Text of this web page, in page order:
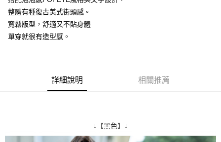
結帳頁面，進行簡訊認證並確認金額後，即可完成結帳。
２．訂單成立數日內，您將收到繳費通知簡訊。
３．收到繳費通知簡訊後14天內，點擊此簡訊中的連結，可透過四大超商／
ATM／網路銀行／等多元方式進行付款，方視為交易完成。
※ 請注意：結帳手續完成當下不需立刻繳費，但若您需要取消訂單，請聯絡
是否繳費成功／繳費後需取消欲退款等相關疑問，請聯繫「AFTEE先享後付
客戶支援中心」https://netprotections.freshdesk.com/support/home
權轉讓予恩沛科技股份有限公司。
２．關於個人資料處理事宜，請瀏覽以下網址：
先付款後全家取貨
每筆NT$80，滿NT$1,800(含以上)免運費
7-11付款取貨
每筆NT$80，滿NT$1,800(含以上)免運費
整體有種復古美式街頭感。
寬鬆版型，舒適又不貼身體
單穿就很有造型感。
詳細說明 相關推薦
↓【黑色】↓